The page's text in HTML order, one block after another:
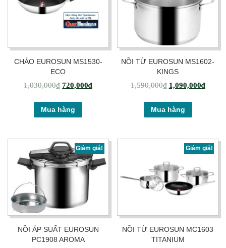
CHẢO EUROSUN MS1530-
ECO
1,030,000₫ 720,000₫
Mua hàng
NỒI TỪ EUROSUN MS1602-
KINGS
1,590,000₫ 1,090,000₫
Mua hàng
Giảm giá!
NỒI ÁP SUẤT EUROSUN
PC1908 AROMA
Giảm giá!
NỒI TỪ EUROSUN MC1603
TITANIUM